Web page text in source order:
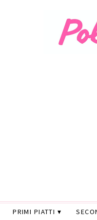
PRIMI PIATTI